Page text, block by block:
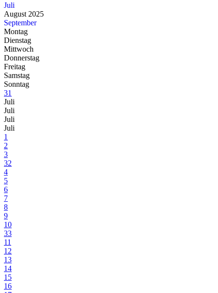
Juli
August 2025
September
Montag
Dienstag
Mittwoch
Donnerstag
Freitag
Samstag
Sonntag
31
Juli
Juli
Juli
Juli
1
2
3
32
4
5
6
7
8
9
10
33
11
12
13
14
15
16